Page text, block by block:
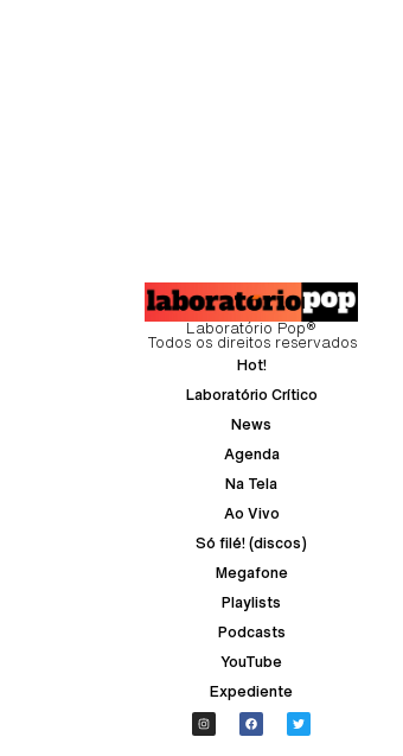
Laboratório Pop®
Todos os direitos reservados
Hot!
Laboratório Crítico
News
Agenda
Na Tela
Ao Vivo
Só filé! (discos)
Megafone
Playlists
Podcasts
YouTube
Expediente